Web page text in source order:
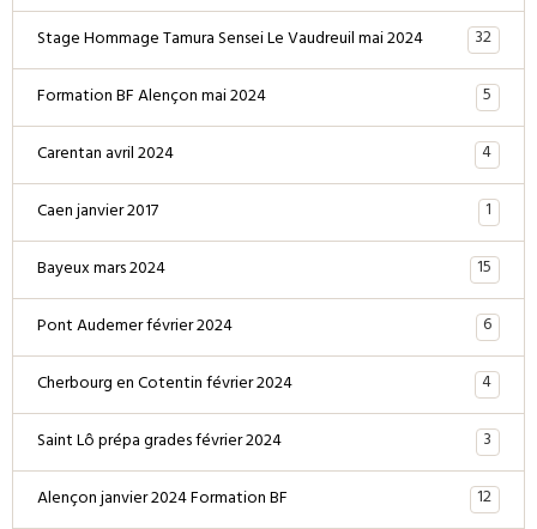
Stage Hommage Tamura Sensei Le Vaudreuil mai 2024
32
Formation BF Alençon mai 2024
5
Carentan avril 2024
4
Caen janvier 2017
1
Bayeux mars 2024
15
Pont Audemer février 2024
6
Cherbourg en Cotentin février 2024
4
Saint Lô prépa grades février 2024
3
Alençon janvier 2024 Formation BF
12